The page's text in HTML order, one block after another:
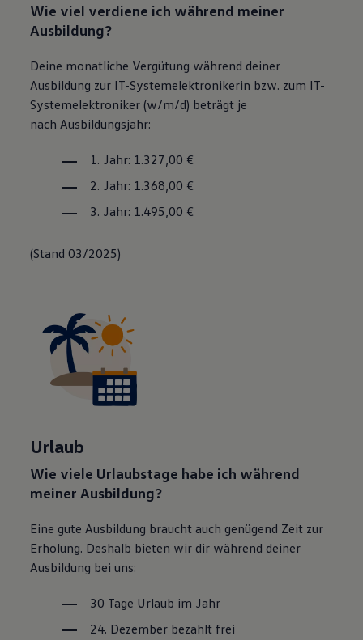
Wie viel verdiene ich während meiner
Ausbildung?
Deine monatliche Vergütung während deiner
Ausbildung zur IT-Systemelektronikerin bzw. zum IT-
System­elektroniker (w/m/d) beträgt je
nach Ausbildungsjahr:
1. Jahr: 1.327,00 €
2. Jahr: 1.368,00 €
3. Jahr: 1.495,00 €
(Stand 03/2025)
Urlaub
Wie viele Urlaubstage habe ich während
meiner Ausbildung?
Eine gute Ausbildung braucht auch genügend Zeit zur
Erholung. Deshalb bieten wir dir während deiner
Ausbildung bei uns:
30 Tage Urlaub im Jahr
24. Dezember bezahlt frei